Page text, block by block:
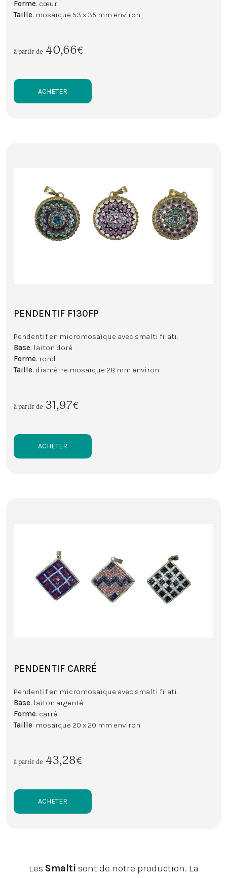
Forme: cœur
Taille: mosaïque 53 x 35 mm environ
à partir de 40,66€
ACHETER
PENDENTIF F130FP
Pendentif en micromosaïque avec smalti filati.
Base: laiton doré
Forme: rond
Taille: diamètre mosaïque 28 mm environ
à partir de 31,97€
ACHETER
PENDENTIF CARRÉ
Pendentif en micromosaïque avec smalti filati.
Base: laiton argenté
Forme: carré
Taille: mosaïque 20 x 20 mm environ
à partir de 43,28€
ACHETER
Les Smalti sont de notre production. La